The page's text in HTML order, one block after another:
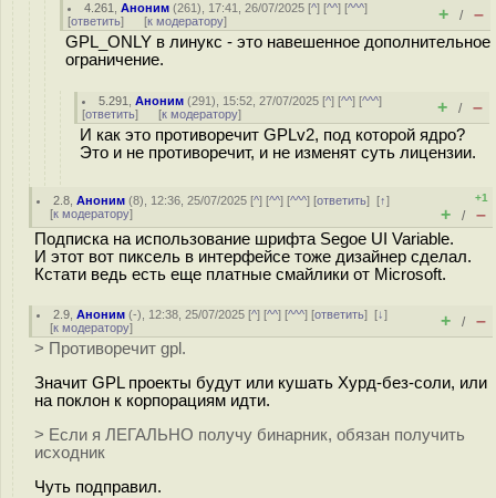
4.261 ,Аноним (261), 17:41, 26/07/2025 [^] [^^] [^^^]
[ответить] [к модератору] + / –
GPL_ONLY в линукс - это навешенное дополнительное
ограничение.
5.291 ,Аноним (291), 15:52, 27/07/2025 [^] [^^] [^^^]
[ответить] [к модератору] + / –
И как это противоречит GPLv2, под которой ядро?
Это и не противоречит, и не изменят суть лицензии.
2.8 ,Аноним (8), 12:36, 25/07/2025 [^] [^^] [^^^] [ответить][↑]
[к модератору]
+1
+ / –
Подписка на использование шрифта Segoe UI Variable.
И этот вот пиксель в интерфейсе тоже дизайнер сделал.
Кстати ведь есть еще платные смайлики от Microsoft.
2.9 ,Аноним (-), 12:38, 25/07/2025 [^] [^^] [^^^] [ответить][↓]
[к модератору] + / –
> Противоречит gpl.
Значит GPL проекты будут или кушать Хурд-без-соли, или
на поклон к корпорациям идти.
> Если я ЛЕГАЛЬНО получу бинарник, обязан получить
исходник
Чуть подправил.